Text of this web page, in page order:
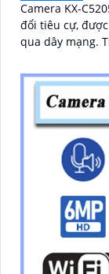
Camera KX-
đổi tiêu cự,